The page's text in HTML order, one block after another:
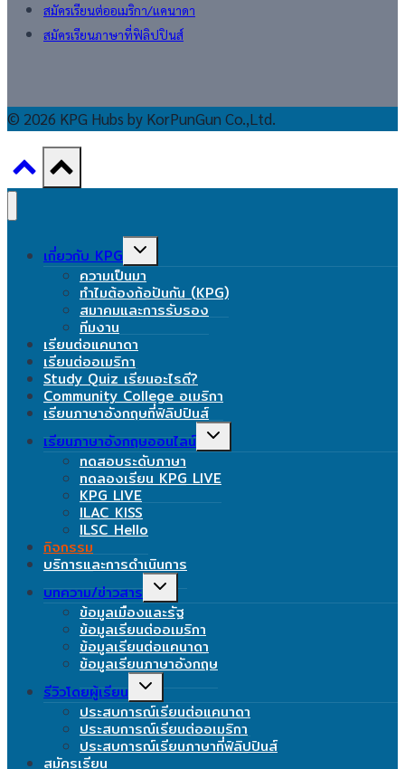
สมัครเรียนต่ออเมริกา/แคนาดา
สมัครเรียนภาษาที่ฟิลิปปินส์
© 2026 KPG Hubs by KorPunGun Co.,Ltd.
เกี่ยวกับ KPG
Toggle
menu
ความเป็นมา
ทำไมต้องก้อปันกัน (KPG)
สมาคมและการรับรอง
ทีมงาน
เรียนต่อแคนาดา
เรียนต่ออเมริกา
Study Quiz เรียนอะไรดี?
Community College อเมริกา
เรียนภาษาอังกฤษที่ฟิลิปปินส์
เรียนภาษาอังกฤษออนไลน์
Toggle
ทดสอบระดับภาษา
ทดลองเรียน KPG LIVE
KPG LIVE
ILAC KISS
ILSC Hello
กิจกรรม
บริการและการดำเนินการ
บทความ/ข่าวสาร
Toggle
menu
ข้อมูลเมืองและรัฐ
ข้อมูลเรียนต่ออเมริกา
ข้อมูลเรียนต่อแคนาดา
ข้อมูลเรียนภาษาอังกฤษ
รีวิวโดยผู้เรียน
Toggle
menu
ประสบการณ์เรียนต่อแคนาดา
ประสบการณ์เรียนต่ออเมริกา
ประสบการณ์เรียนภาษาที่ฟิลิปปินส์
สมัครเรียน